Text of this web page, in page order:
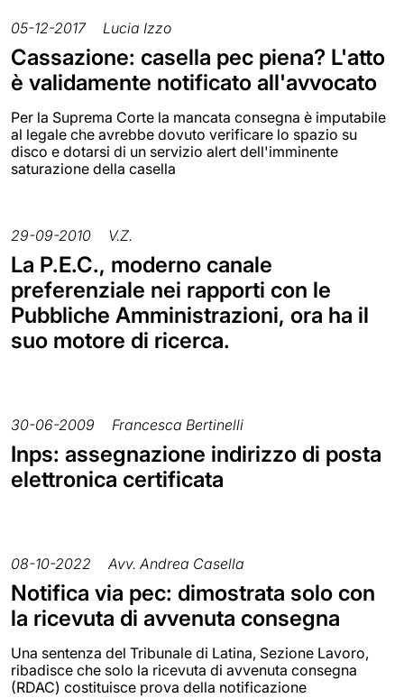
05-12-2017 Lucia Izzo
Cassazione: casella pec piena? L'atto
è validamente notificato all'avvocato
Per la Suprema Corte la mancata consegna è imputabile
al legale che avrebbe dovuto verificare lo spazio su
disco e dotarsi di un servizio alert dell'imminente
saturazione della casella
29-09-2010 V.Z.
La P.E.C., moderno canale
preferenziale nei rapporti con le
Pubbliche Amministrazioni, ora ha il
suo motore di ricerca.
30-06-2009 Francesca Bertinelli
Inps: assegnazione indirizzo di posta
elettronica certificata
08-10-2022 Avv. Andrea Casella
Notifica via pec: dimostrata solo con
la ricevuta di avvenuta consegna
Una sentenza del Tribunale di Latina, Sezione Lavoro,
ribadisce che solo la ricevuta di avvenuta consegna
(RDAC) costituisce prova della notificazione